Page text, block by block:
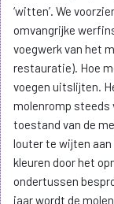
‘witten’. We
omvangrijke
voegwerk van het
restauratie). Hoe
voegen uitslijten.
molenromp steeds
toestand van de
louter te wijten aan
kleuren door het
ondertussen
jaar wordt de